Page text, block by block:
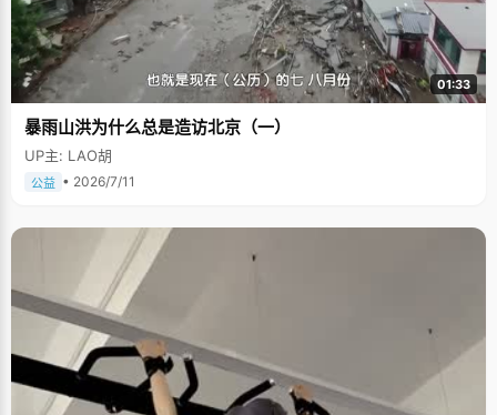
01:33
暴雨山洪为什么总是造访北京（一）
UP主: LAO胡
公益 • 2026/7/11